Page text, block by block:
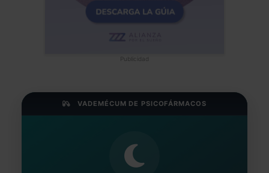
Publicidad
VADEMÉCUM DE PSICOFÁRMACOS